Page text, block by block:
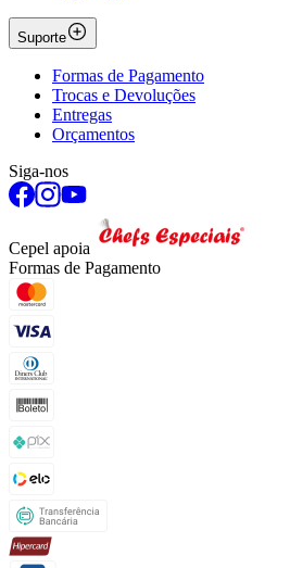
Suporte
Formas de Pagamento
Trocas e Devoluções
Entregas
Orçamentos
Siga-nos
Cepel apoia
Formas de Pagamento